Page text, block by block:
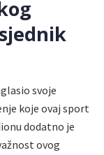
svoje
koje ovaj sport
dodatno je
ovog